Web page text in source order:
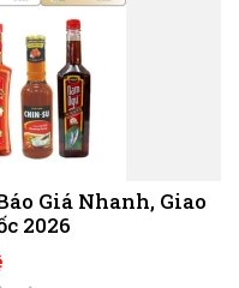
Giá Nhanh, Giao
2026